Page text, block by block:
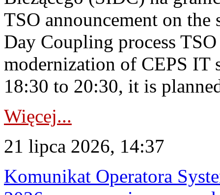
TSO announcement on
Day Coupling process
modernization of CEPS IT
18:30 to 20:30, it is
Więcej...
21 lipca 2026, 14:37
Komunikat Operatora